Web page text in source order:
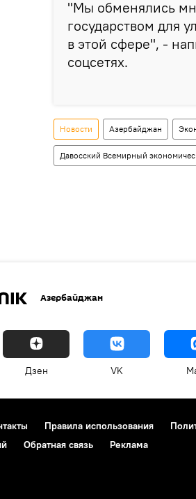
"Мы обменялись
государством для
в этой сфере", -
соцсетях.
Новости Азербайджан
Давосский Всемирный
Азербайджан
Дзен VK
Правила использования
Обратная связь Реклама